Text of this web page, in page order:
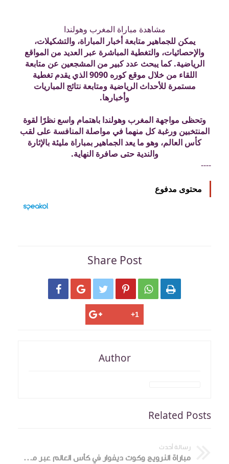
مشاهدة مباراة المغرب وهولندا
يمكن للجماهير متابعة أخبار المباراة، والتشكيلات،
والإحصائيات، والتغطية المباشرة عبر العديد من المواقع
الرياضية. كما يبحث عدد كبير من المشجعين عن متابعة
اللقاء من خلال موقع كوره 9090 الذي يقدم تغطية
مستمرة للأحداث الرياضية ومتابعة نتائج المباريات
وأخبارها.
وتحظى مواجهة المغرب وهولندا باهتمام واسع نظرًا لقوة
المنتخبين ورغبة كل منهما في مواصلة المنافسة على لقب
كأس العالم، وهو ما يعد الجماهير بمباراة مليئة بالإثارة
والندية حتى صافرة النهاية.
----
محتوى مدفوع
Share Post
     
Author
Related Posts
رسالة أحدث
مباراة النرويج وكوت ديفوار في كأس العالم عبر موقع كورة 9090